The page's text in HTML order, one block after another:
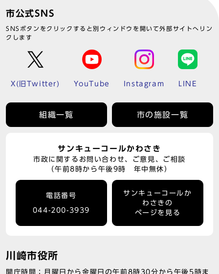
市公式SNS
SNSボタンをクリックすると別ウィンドウを開いて外部サイトへリン
クします
X(旧Twitter) YouTube Instagram LINE
組織一覧 市の施設一覧
サンキューコールかわさき
市政に関するお問い合わせ、ご意見、ご相談
（午前8時から午後9時 年中無休）
電話番号
044-200-3939
サンキューコールか
わさきの
ページを見る
川崎市役所
開庁時間：月曜日から金曜日の午前8時30分から午後5時ま